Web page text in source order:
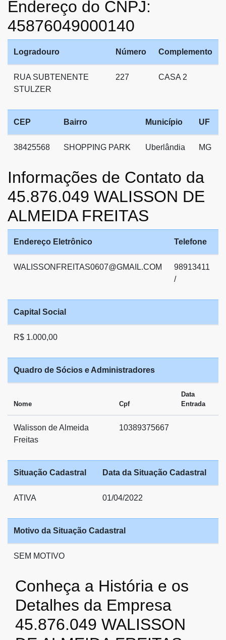
Endereço do CNPJ:
45876049000140
Logradouro Número Complemento
RUA SUBTENENTE
STULZER
227 CASA 2
CEP Bairro Município UF
38425568 SHOPPING PARK Uberlândia MG
Informações de Contato da
45.876.049 WALISSON DE
ALMEIDA FREITAS
Endereço Eletrônico Telefone
WALISSONFREITAS0607@GMAIL.COM
98913411
/
Capital Social
R$ 1.000,00
Quadro de Sócios e Administradores
Nome Cpf
Data
Entrada
Walisson de Almeida
Freitas
10389375667
Situação Cadastral Data da Situação Cadastral
ATIVA 01/04/2022
Motivo da Situação Cadastral
SEM MOTIVO
Conheça a História e os
Detalhes da Empresa
45.876.049 WALISSON